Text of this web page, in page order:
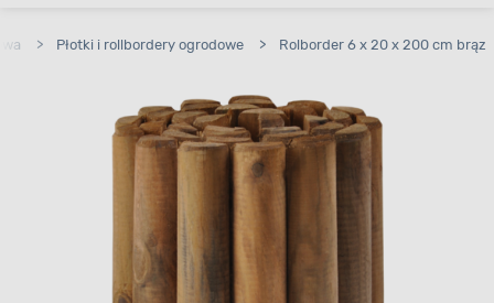
> Płotki i rollbordery ogrodowe > Rolborder 6 x 20 x 200 cm brąz